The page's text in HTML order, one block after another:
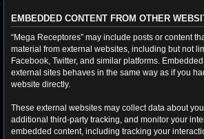
EMBEDDED CONTENT FROM OTHER
“Mega Receptores” may include posts or content
material from external websites, including but not
Facebook, Twitter, and similar platforms.
external sites behaves in the same way as if you
website directly.
These external websites may collect data about
additional third-party tracking, and monitor your
embedded content, including tracking your